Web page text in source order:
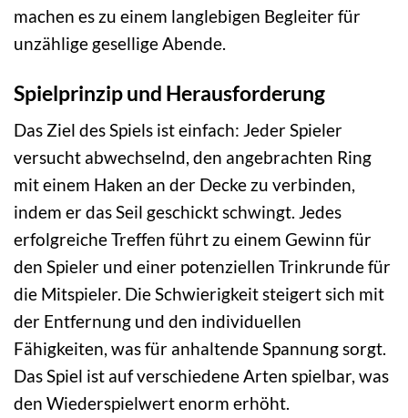
machen es zu einem langlebigen Begleiter für
unzählige gesellige Abende.
Spielprinzip und Herausforderung
Das Ziel des Spiels ist einfach: Jeder Spieler
versucht abwechselnd, den angebrachten Ring
mit einem Haken an der Decke zu verbinden,
indem er das Seil geschickt schwingt. Jedes
erfolgreiche Treffen führt zu einem Gewinn für
den Spieler und einer potenziellen Trinkrunde für
die Mitspieler. Die Schwierigkeit steigert sich mit
der Entfernung und den individuellen
Fähigkeiten, was für anhaltende Spannung sorgt.
Das Spiel ist auf verschiedene Arten spielbar, was
den Wiederspielwert enorm erhöht.